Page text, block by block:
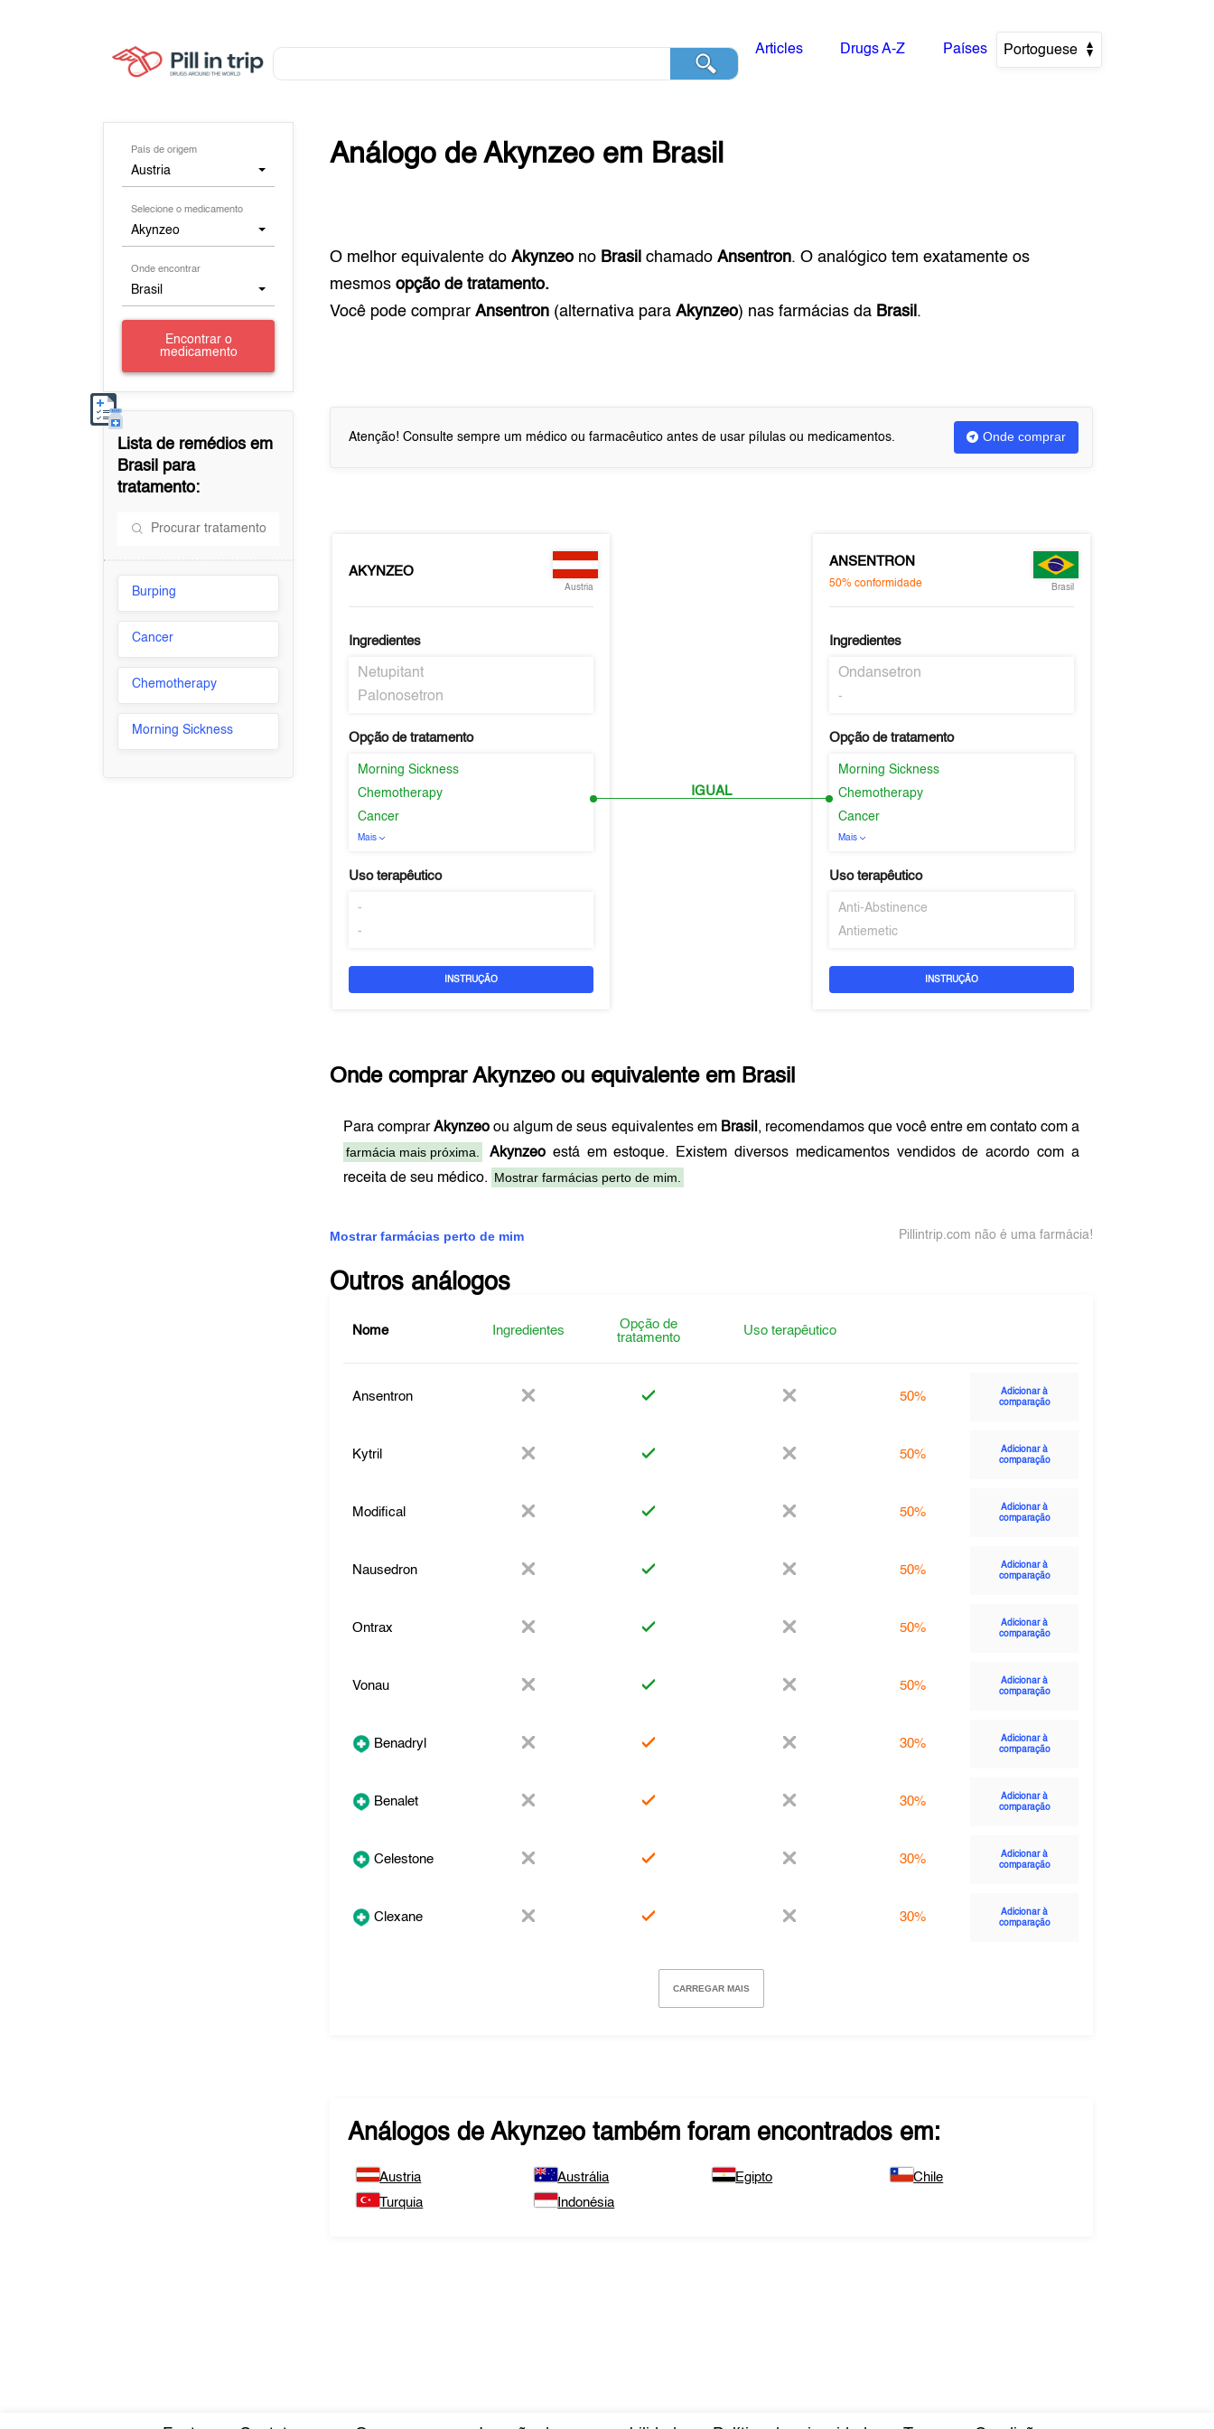
Articles Drugs A-Z Países Portoguese
País de origem
Austria
Selecione o medicamento
Akynzeo
Onde encontrar
Brasil
Encontrar o
medicamento
Lista de remédios em
Brasil para
tratamento:
Burping
Cancer
Chemotherapy
Morning Sickness
Análogo deAkynzeo em Brasil
O melhor equivalente doAkynzeo no Brasil chamadoAnsentron. O analógico tem exatamente os
mesmos opção de tratamento.
Você pode comprarAnsentron (alternativa paraAkynzeo) nas farmácias da Brasil .
Atenção! Consulte sempre um médico ou farmacêutico antes de usar pílulas ou medicamentos. Onde comprar
AKYNZEO
Austria
Ingredientes
Netupitant
Palonosetron
Opção de tratamento
Morning Sickness
Chemotherapy
Cancer
Mais
Uso terapêutico
-
-
INSTRUÇÃO
IGUAL
ANSENTRON
50% conformidade Brasil
Ingredientes
Ondansetron
-
Opção de tratamento
Morning Sickness
Chemotherapy
Cancer
Mais
Uso terapêutico
Anti-Abstinence
Antiemetic
INSTRUÇÃO
Onde comprarAkynzeoou equivalente em Brasil
Para comprarAkynzeo ou algum de seus equivalentes em Brasil , recomendamos que você entre em contato com a
farmácia mais próxima.
Akynzeo está em estoque. Existem diversos medicamentos vendidos de acordo com a
receita de seu médico. Mostrar farmácias perto de mim.
Mostrar farmácias perto de mim Pillintrip.com não é uma farmácia!
Outros análogos
Nome Ingredientes
Opção de
tratamento
Uso terapêutico
Ansentron 50%
Adicionar à
comparação
Kytril 50%
Adicionar à
comparação
Modifical 50%
Adicionar à
comparação
Nausedron 50%
Adicionar à
comparação
Ontrax 50%
Adicionar à
comparação
Vonau 50%
Adicionar à
comparação
Benadryl 30%
Adicionar à
comparação
Benalet 30%
Adicionar à
comparação
Celestone 30%
Adicionar à
comparação
Clexane 30%
Adicionar à
comparação
CARREGAR MAIS
Análogos deAkynzeo também foram encontrados em:
Austria Austrália Egipto
Chile
Turquia
Indonésia